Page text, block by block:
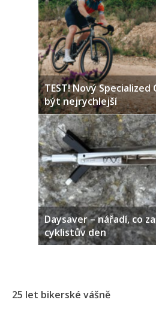
TEST! Nový Specialized
být nejrychlejší
Daysaver – nářadí, co
cyklistův den
25 let bikerské vášně